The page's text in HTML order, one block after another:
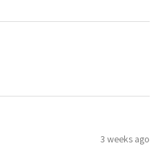
3 weeks ago